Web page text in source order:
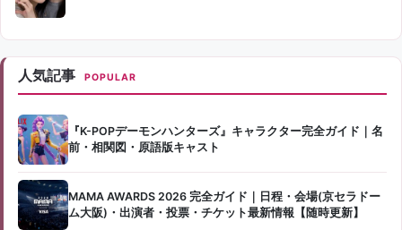
人気記事 POPULAR
『K-POPデーモンハンターズ』キャラクター完全ガイド｜名
前・相関図・原語版キャスト
MAMA AWARDS 2026 完全ガイド｜日程・会場(京セラドー
ム大阪)・出演者・投票・チケット最新情報【随時更新】